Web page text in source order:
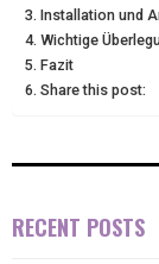
T
R
Installation und
Wichtige
Fazit
Share this post:
RECENT POSTS